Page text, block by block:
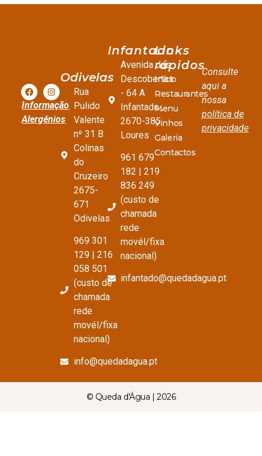
Informação
Alergénios
Odivelas
Rua
Pulido
Valente
nº 31 B
Colinas
do
Cruzeiro
2675-
671
Odivelas
969 301
129 | 216
058 501
(custo de
chamada
rede
movél/fixa
nacional)
info@quedadagua.pt
Infantado
Avenida das
Descobertas
- 64 A
Infantado ,
2670-385
Loures
961 679
182 | 219
836 249
(custo de
chamada
rede
movél/fixa
nacional)
infantado@quedadagua.pt
Links
rápidos
Início
Restaurantes
Menu
Vinhos
Galeria
Contactos
Consulte
aqui a
nossa
política de
privacidade
© Queda d'Água | 2026